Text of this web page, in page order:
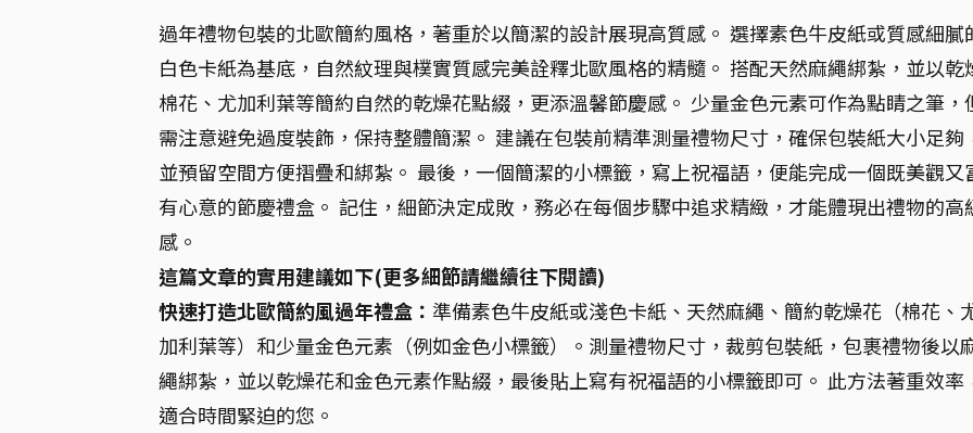
過年禮物包裝的北歐簡約風格，著重於以簡潔的設計展現高質感。 選擇素色牛皮紙或質感細膩
白色卡紙為基底，自然紋理與樸實質感完美詮釋北歐風格的精髓。 搭配天然麻繩綁紮，並以乾
棉花、尤加利葉等簡約自然的乾燥花點綴，更添溫馨節慶感。 少量金色元素可作為點睛之筆，
需注意避免過度裝飾，保持整體簡潔。 建議在包裝前精準測量禮物尺寸，確保包裝紙大小足夠
並預留空間方便摺疊和綁紮。 最後，一個簡潔的小標籤，寫上祝福語，便能完成一個既美觀又
有心意的節慶禮盒。 記住，細節決定成敗，務必在每個步驟中追求精緻，才能體現出禮物的高
感。
這篇文章的實用建議如下(更多細節請繼續往下閱讀)
快速打造北歐簡約風過年禮盒： 準備素色牛皮紙或淺色卡紙、天然麻繩、簡約乾燥花（棉花、
加利葉等）和少量金色元素（例如金色小標籤）。測量禮物尺寸，裁剪包裝紙，包裹禮物後以
繩綁紮，並以乾燥花和金色元素作點綴，最後貼上寫有祝福語的小標籤即可。 此方法著重效率
適合時間緊迫的您。